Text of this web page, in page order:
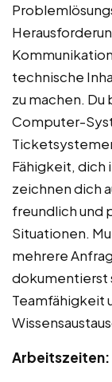
technische
zu machen.
Computer-
Fähigkeit, dich
zeichnen dich
freundlich und
Situationen.
mehrere
dokumentierst
Teamfähigkeit
Arbeitszeiten: